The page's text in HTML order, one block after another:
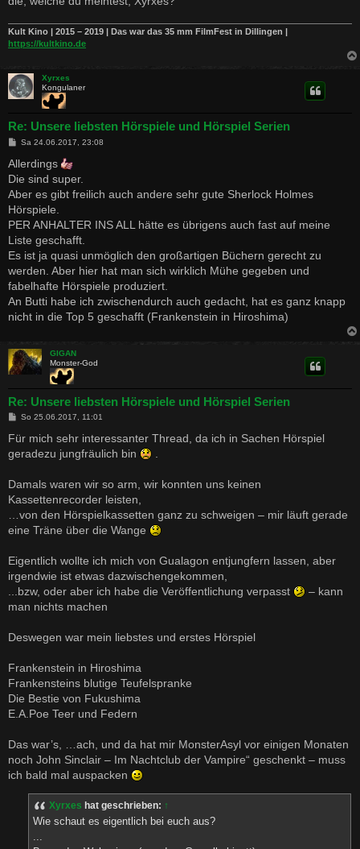
g
Kult Kino | 2015 – 2019 | Das war das 35 mm FilmFest in Dillingen |
https://kultkino.de
Xyrxes
Kongulaner
Re: Unsere liebsten Hörspiele und Hörspiel Serien
B
i
t
r
a
g
Sa 24.06.2017, 23:08
Allerdings
Die sind super.
Aber es gibt freilich auch andere sehr gute Sherlock Holmes
Hörspiele.
PER ANHALTER INS ALL hätte es übrigens auch fast auf meine
Liste geschafft.
Es ist ja quasi unmöglich den großartigen Büchern gerecht zu
werden. Aber hier hat man sich wirklich Mühe gegeben und
fabelhafte Hörspiele produziert.
An Butti habe ich zwischendurch auch gedacht, hat es ganz knapp
nicht in die Top 5 geschafft (Frankenstein in Hiroshima)
GIGAN
Monster-God
Re: Unsere liebsten Hörspiele und Hörspiel Serien
B
i
t
r
So 25.06.2017, 11:01
Für mich sehr interessanter Thread, da ich in Sachen Hörspiel
geradezu jungfräulich bin
Damals waren wir so arm, wir konnten uns keinen
Kassettenrecorder leisten,
…von den Hörspielkassetten ganz zu schweigen – mir läuft gerade
eine Träne über die Wange
Eigentlich wollte ich mich von Gualagon entjungfern lassen, aber
irgendwie ist etwas dazwischengekommen,
...bzw, oder aber ich habe die Veröffentlichung verpasst
– kann
man nichts machen
Deswegen war mein liebstes und erstes Hörspiel
Frankenstein in Hiroshima
Frankensteins blutige Teufelspranke
Die Bestie von Fukushima
E.A.Poe Teer und Federn
Das war’s, …ach, und da hat mir MonsterAsyl vor einigen Monaten
noch John Sinclair – Im Nachtclub der Vampire“ geschenkt – muss
ich bald mal auspacken
Xyrxes hat geschrieben: ↑
Wie schaut es eigentlich bei euch aus?
...